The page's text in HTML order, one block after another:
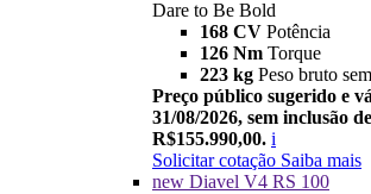
Dare to Be Bold
168 CV Potência
126 Nm Torque
223 kg Peso bruto
Preço público sugerido e
31/08/2026, sem inclusão
R$155.990,00. i
Solicitar cotação Saiba mais
new Diavel V4 RS 100